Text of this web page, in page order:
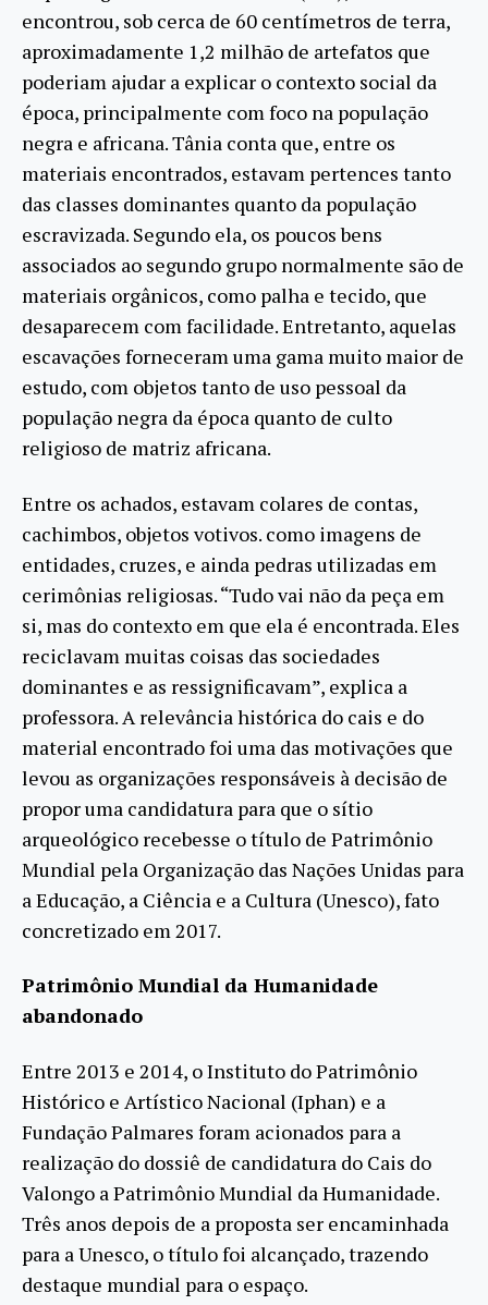
encontrou, sob cerca de 60 centímetros de terra,
aproximadamente 1,2 milhão de artefatos que
poderiam ajudar a explicar o contexto social da
época, principalmente com foco na população
negra e africana. Tânia conta que, entre os
materiais encontrados, estavam pertences tanto
das classes dominantes quanto da população
escravizada. Segundo ela, os poucos bens
associados ao segundo grupo normalmente são de
materiais orgânicos, como palha e tecido, que
desaparecem com facilidade. Entretanto, aquelas
escavações forneceram uma gama muito maior de
estudo, com objetos tanto de uso pessoal da
população negra da época quanto de culto
religioso de matriz africana.
Entre os achados, estavam colares de contas,
cachimbos, objetos votivos. como imagens de
entidades, cruzes, e ainda pedras utilizadas em
cerimônias religiosas. “Tudo vai não da peça em
si, mas do contexto em que ela é encontrada. Eles
reciclavam muitas coisas das sociedades
dominantes e as ressignificavam”, explica a
professora. A relevância histórica do cais e do
material encontrado foi uma das motivações que
levou as organizações responsáveis à decisão de
propor uma candidatura para que o sítio
arqueológico recebesse o título de Patrimônio
Mundial pela Organização das Nações Unidas para
a Educação, a Ciência e a Cultura (Unesco), fato
concretizado em 2017.
Patrimônio Mundial da Humanidade
abandonado
Entre 2013 e 2014, o Instituto do Patrimônio
Histórico e Artístico Nacional (Iphan) e a
Fundação Palmares foram acionados para a
realização do dossiê de candidatura do Cais do
Valongo a Patrimônio Mundial da Humanidade.
Três anos depois de a proposta ser encaminhada
para a Unesco, o título foi alcançado, trazendo
destaque mundial para o espaço.